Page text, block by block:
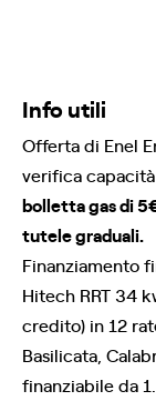
Info utili
Offerta di Enel
verifica
bolletta gas di
tutele graduali.
Finanziamento
Hitech RRT 34
credito) in 12
Basilicata,
finanziabile da